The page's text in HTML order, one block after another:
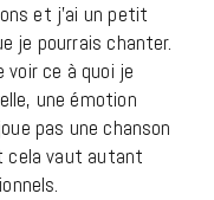
et j’ai un petit
je pourrais chanter.
voir ce à quoi je
une émotion
pas une chanson
cela vaut autant